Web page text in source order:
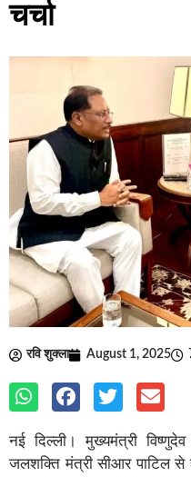
चर्चा
रवि शुक्ला August 1, 2025
नई दिल्ली। मुख्यमंत्री
जलशक्ति मंत्री सीआर पाटिल से